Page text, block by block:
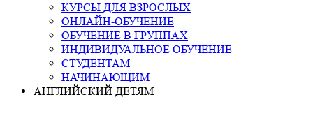
КУРСЫ ДЛЯ ВЗРОСЛЫХ
ОНЛАЙН-ОБУЧЕНИЕ
ОБУЧЕНИЕ В ГРУППАХ
ИНДИВИДУАЛЬНОЕ ОБУЧЕНИЕ
СТУДЕНТАМ
НАЧИНАЮЩИМ
АНГЛИЙСКИЙ ДЕТЯМ